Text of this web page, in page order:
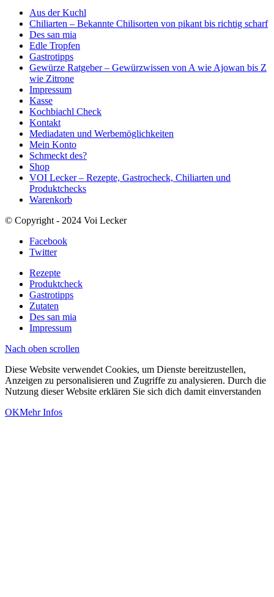
Aus der Kuchl
Chiliarten – Bekannte Chilisorten von pikant bis richtig scharf
Des san mia
Edle Tropfen
Gastrotipps
Gewürze Ratgeber – Gewürzwissen von A wie Ajowan bis Z
wie Zitrone
Impressum
Kasse
Kochbiachl Check
Kontakt
Mediadaten und Werbemöglichkeiten
Mein Konto
Schmeckt des?
Shop
VOI Lecker – Rezepte, Gastrocheck, Chiliarten und
Produktchecks
Warenkorb
© Copyright - 2024 Voi Lecker
Facebook
Twitter
Rezepte
Produktcheck
Gastrotipps
Zutaten
Des san mia
Impressum
Nach oben scrollen
Diese Website verwendet Cookies, um Dienste bereitzustellen,
Anzeigen zu personalisieren und Zugriffe zu analysieren. Durch die
Nutzung dieser Website erklären Sie sich dich damit einverstanden
OKMehr Infos